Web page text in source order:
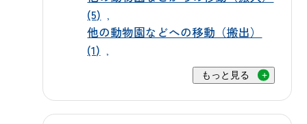
ズン、ご家族やご友人と一緒に、地
元・群馬サファリパークで特別なひ
とときをお楽しみください。スタッ
フ一同、皆さまのご来園を心よりお
待ちしております。
みいただけます。園内周遊バスやエ
サやりバスツアーでは、間近で動物
たちの表情を見ることができ、お子
様にも大好評です。ふしぎの動物の
モルモットとのふれあいもお楽しみ
なお、9月は連休期間を除く毎週水曜
日が休園日となり、送迎バスの運行
もございませんのでご注意くださ
へ向かう便は、上信電鉄の到着時刻
(5)
他の動物園などへの移動（搬出）
(1)
もっと見る